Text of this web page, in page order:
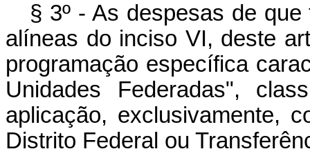
§ 3º - As despesas de
alíneas do inciso VI, deste
programação específica
Unidades Federadas",
aplicação, exclusivamente,
Distrito Federal ou